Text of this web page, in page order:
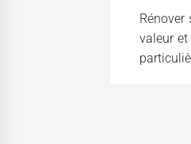
valeur